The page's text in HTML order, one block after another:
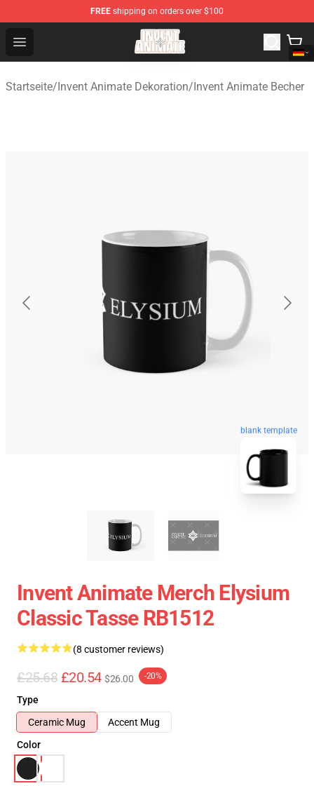
FREE shipping on orders over $100
Open menu
Invent Animate Shop - Official Invent Animate
Startseite/Invent Animate Dekoration/Invent Animate Becher
blank template
Invent Animate Merch Elysium
Classic Tasse RB1512
(8 customer reviews)
£25.68 £20.54 $26.00 -20%
Type
Ceramic Mug
Accent Mug
Color